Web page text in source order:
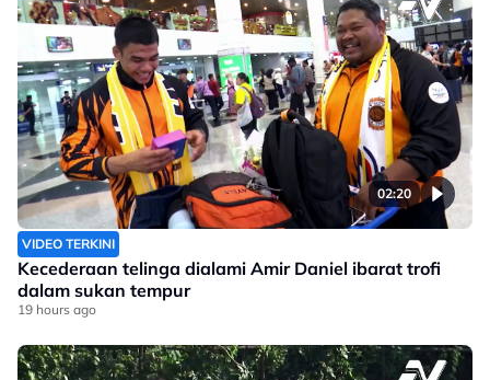
02:20
VIDEO TERKINI
Kecederaan telinga dialami Amir Daniel ibarat trofi
dalam sukan tempur
19 hours ago